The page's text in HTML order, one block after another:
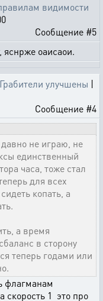
видимости
Сообщение #5
яснрже оаисаои.
улучшены |
Сообщение #4
не играю, не
единственный
часа, тоже стал
для всех
копать, а
а время
в сторону
теперь годами или
флагманам
скорость 1 это про